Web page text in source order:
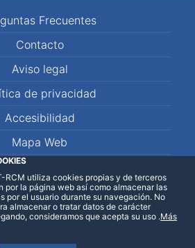
Frecuentes
Contacto
Aviso legal
de privacidad
Accesibilidad
Mapa Web
RCM utiliza cookies propias y de terceros
por la página web así como almacenar las
por el usuario durante su navegación. No
almacenar o tratar datos de carácter
consideramos que acepta su uso .Más